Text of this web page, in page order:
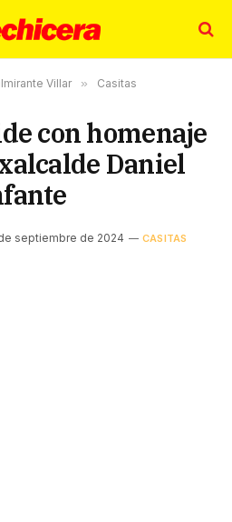
Villar » Casitas
con homenaje
Daniel
septiembre de 2024 CASITAS